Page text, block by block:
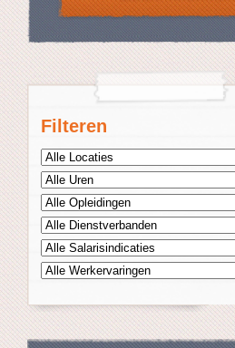
Filteren